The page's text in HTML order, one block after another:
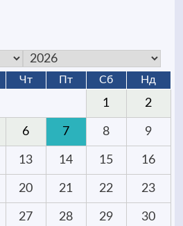
Чт Пт Сб Нд
1 2
6 7 8 9
13 14 15 16
20 21 22 23
27 28 29 30